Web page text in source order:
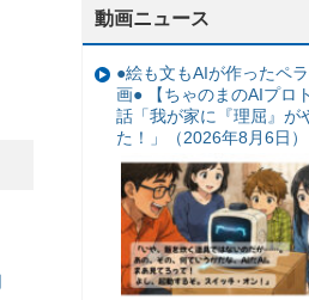
動画ニュース
●絵も文もAIが作ったペ
画● 【ちゃのまのAIプロ
話「我が家に『理屈』が
た！」（2026年8月6日）